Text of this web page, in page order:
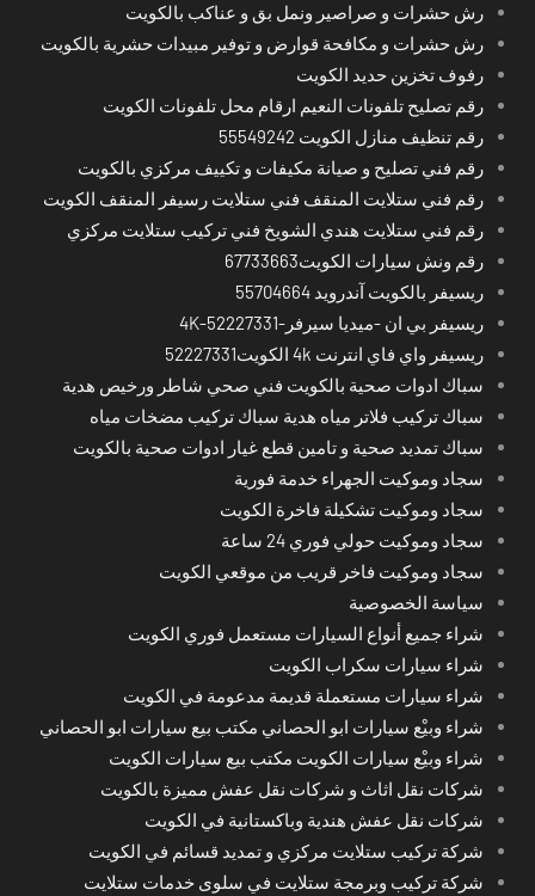
رش حشرات و صراصير ونمل بق و عناكب بالكويت
رش حشرات و مكافحة قوارض و توفير مبيدات حشرية بالكويت
رفوف تخزين حديد الكويت
رقم تصليح تلفونات النعيم ارقام محل تلفونات الكويت
رقم تنظيف منازل الكويت 55549242
رقم فني تصليح و صيانة مكيفات و تكييف مركزي بالكويت
رقم فني ستلايت المنقف فني ستلايت رسيفر المنقف الكويت
رقم فني ستلايت هندي الشويخ فني تركيب ستلايت مركزي
رقم ونش سيارات الكويت67733663
ريسيفر بالكويت آندرويد 55704664
ريسيفر بي ان -ميديا سيرفر-4K-52227331
ريسيفر واي فاي انترنت 4k الكويت52227331
سباك ادوات صحية بالكويت فني صحي شاطر ورخيص هدية
سباك تركيب فلاتر مياه هدية سباك تركيب مضخات مياه
سباك تمديد صحية و تامين قطع غيار ادوات صحية بالكويت
سجاد وموكيت الجهراء خدمة فورية
سجاد وموكيت تشكيلة فاخرة الكويت
سجاد وموكيت حولي فوري 24 ساعة
سجاد وموكيت فاخر قريب من موقعي الكويت
سياسة الخصوصية
شراء جميع أنواع السيارات مستعمل فوري الكويت
شراء سيارات سكراب الكويت
شراء سيارات مستعملة قديمة مدعومة في الكويت
شراء وبيْع سيارات ابو الحصاني مكتب بيع سيارات ابو الحصاني
شراء وبيْع سيارات الكويت مكتب بيع سيارات الكويت
شركات نقل اثاث و شركات نقل عفش مميزة بالكويت
شركات نقل عفش هندية وباكستانية في الكويت
شركة تركيب ستلايت مركزي و تمديد قسائم في الكويت
شركة تركيب وبرمجة ستلايت في سلوى خدمات ستلايت